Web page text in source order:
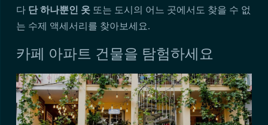
다 단 하나뿐인 옷 또는 도시의 어느 곳에서도 찾을 수 없
는 수제 액세서리를 찾아보세요.
카페 아파트 건물을 탐험하세요